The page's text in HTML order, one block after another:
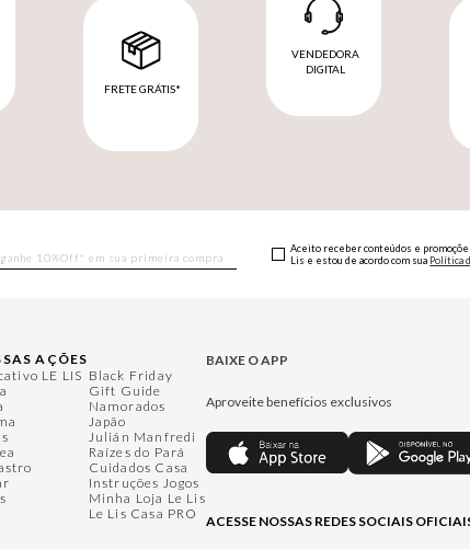
FRETE GRÁTIS*
VENDEDORA
DIGITAL
Aceito receber conteúdos e
Lis e estou de acordo com sua Política
AÇÕES
LE LIS Black Friday
Gift Guide
Namorados
Japão
Julián Manfredi
Raízes do Pará
Cuidados Casa
Instruções Jogos
Minha Loja Le Lis
Le Lis Casa PRO
BAIXE O APP
Aproveite benefícios exclusivos
ACESSE NOSSAS REDES SOCIAIS